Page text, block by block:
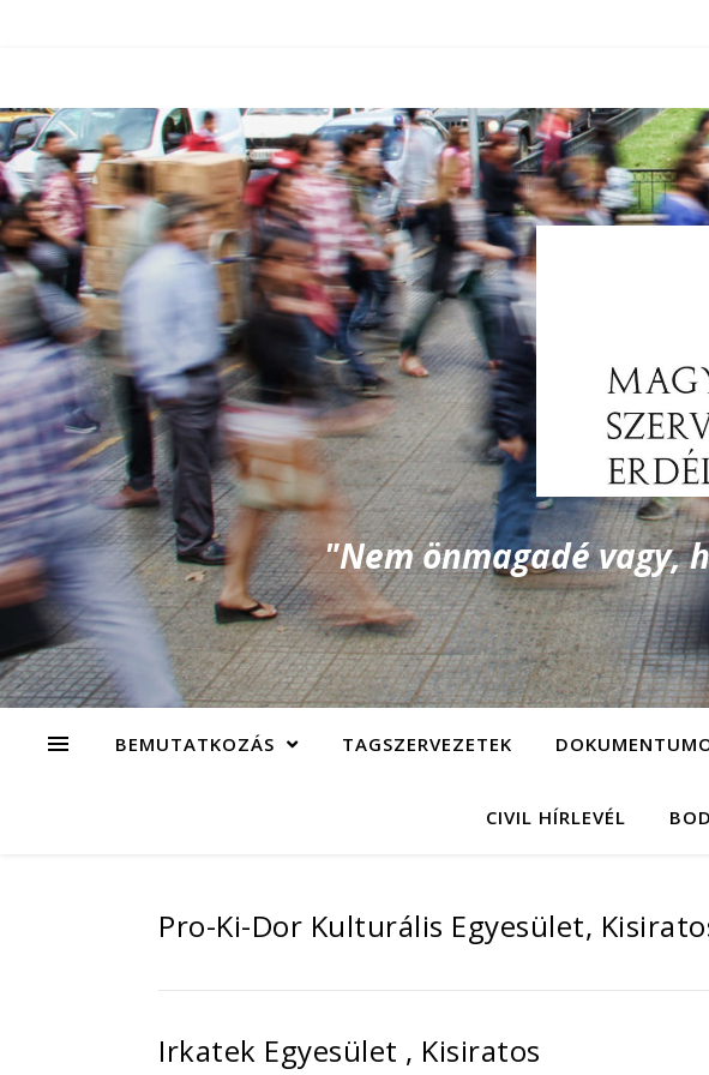
"Nem önmagadé vagy,
BEMUTATKOZÁS TAGSZERVEZETEK
CIVIL HÍRLEVÉL
Pro-Ki-Dor Kulturális Egyesület,
Irkatek Egyesület , Kisiratos